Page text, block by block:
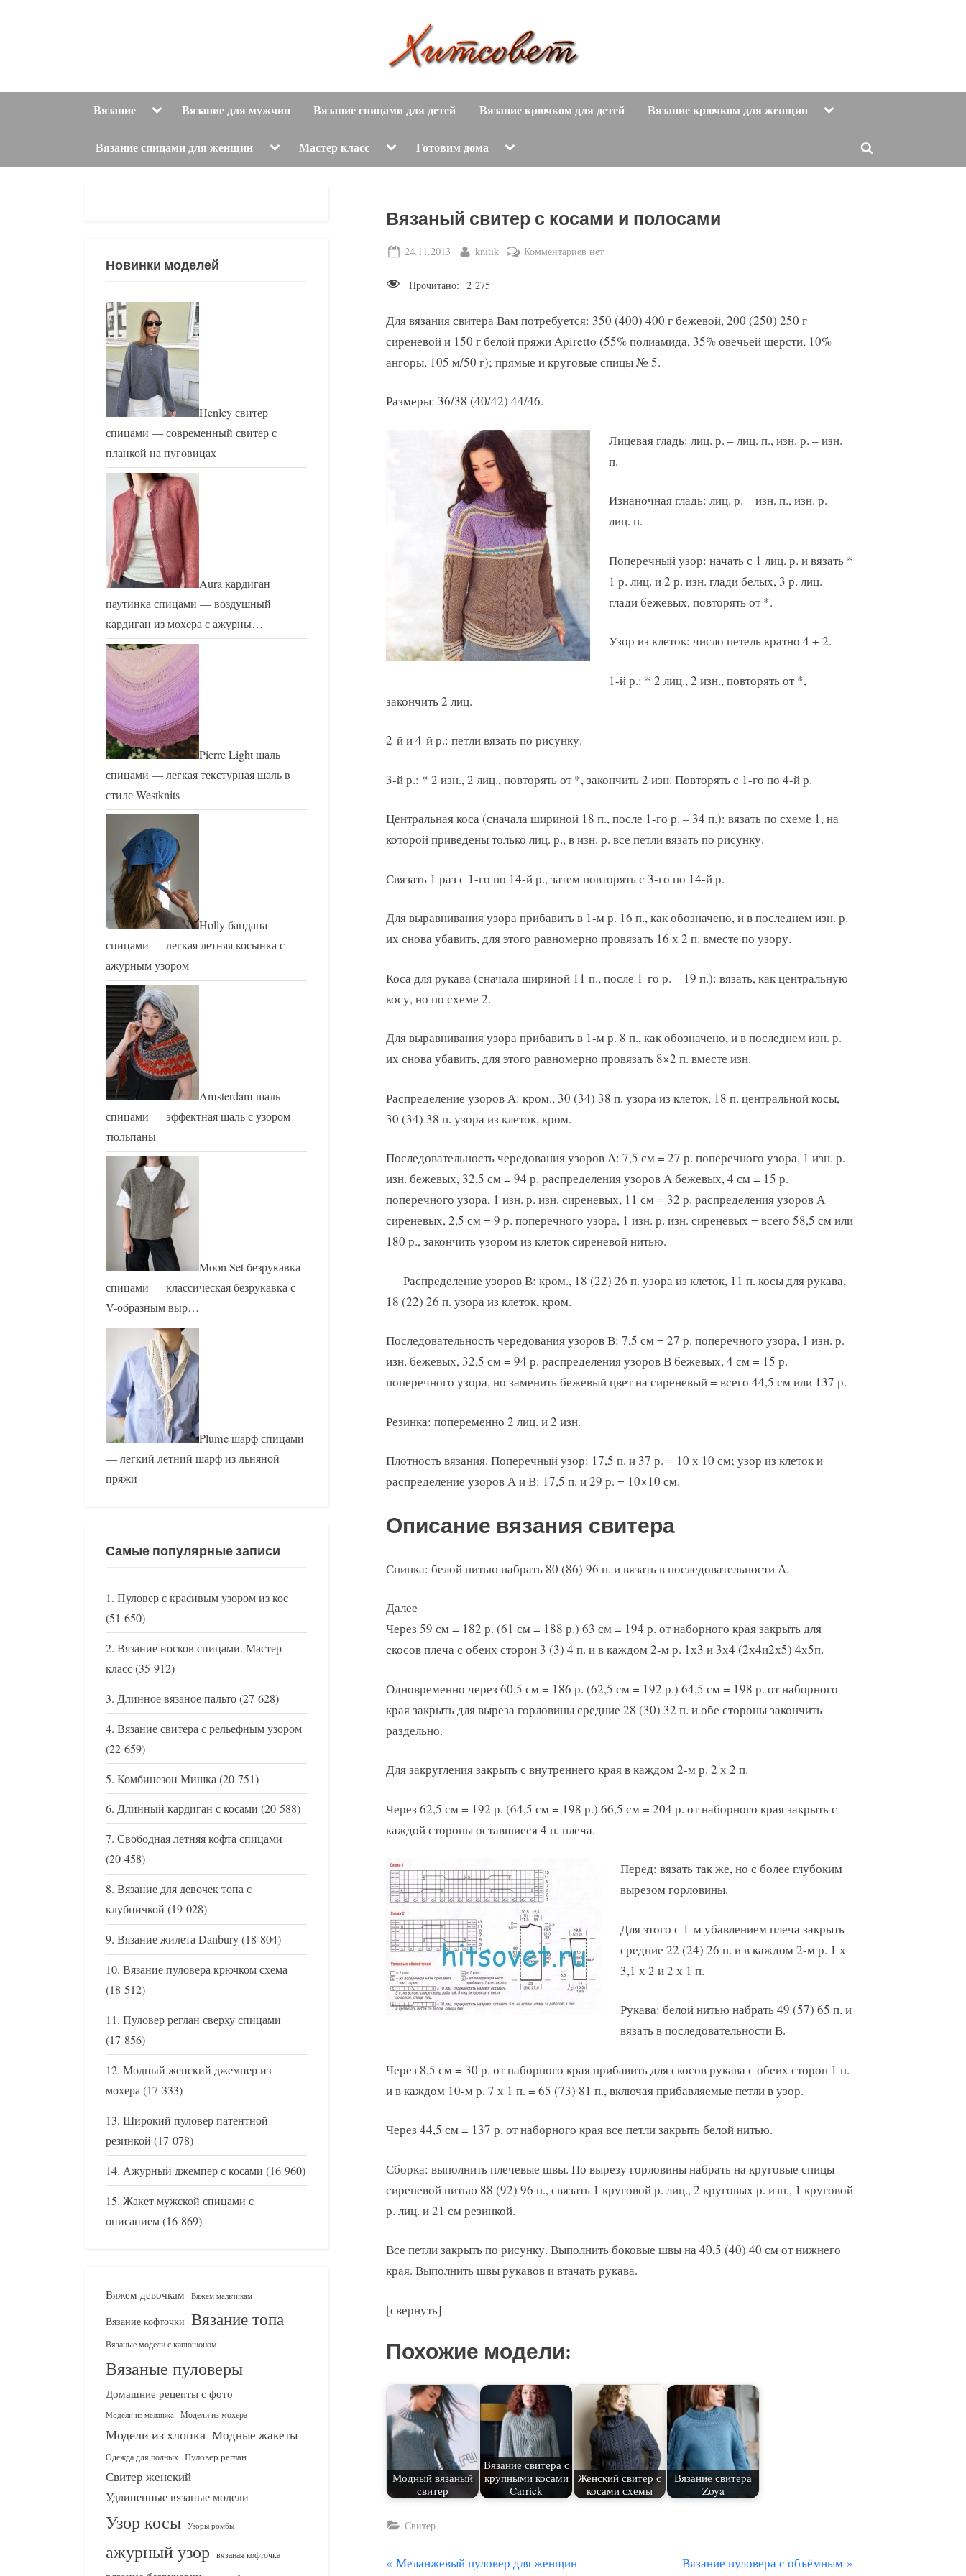
и
т
о
в
е
вязание
с
описанием
и
Вязание ToggleВязание для мужчин Вязание спицами для детей Вязание крючком для детей Вязание крючком для женщин Toggle
Вязание спицами для женщин Toggle
menu
Мастер класс Toggle
menu
Готовим дома Toggle
menu
Toggle
Вязаный свитер с косами и полосами
Posted
24.11.2013 By
knitik Комментариев к
с
косами
и
нет
Прочитано: 2 275
Для вязания свитера Вам потребуется: 350 (400) 400 г бежевой, 200 (250) 250 г
сиреневой и 150 г белой пряжи Apiretto (55% полиамида, 35% овечьей шерсти, 10%
ангоры, 105 м/50 г); прямые и круговые спицы № 5.
Размеры: 36/38 (40/42) 44/46.
Лицевая гладь: лиц. р. – лиц. п., изн. р. – изн.
п.
Изнаночная гладь: лиц. р. – изн. п., изн. р. –
лиц. п.
Поперечный узор: начать с 1 лиц. р. и вязать *
1 р. лиц. и 2 р. изн. глади белых, 3 р. лиц.
глади бежевых, повторять от *.
Узор из клеток: число петель кратно 4 + 2.
1-й р.: * 2 лиц., 2 изн., повторять от *,
закончить 2 лиц.
2-й и 4-й р.: петли вязать по рисунку.
3-й р.: * 2 изн., 2 лиц., повторять от *, закончить 2 изн. Повторять с 1-го по 4-й р.
Центральная коса (сначала шириной 18 п., после 1-го р. – 34 п.): вязать по схеме 1, на
которой приведены только лиц. р., в изн. р. все петли вязать по рисунку.
Связать 1 раз с 1-го по 14-й р., затем повторять с 3-го по 14-й р.
Для выравнивания узора прибавить в 1-м р. 16 п., как обозначено, и в последнем изн. р.
их снова убавить, для этого равномерно провязать 16 х 2 п. вместе по узору.
Коса для рукава (сначала шириной 11 п., после 1-го р. – 19 п.): вязать, как центральную
косу, но по схеме 2.
Для выравнивания узора прибавить в 1-м р. 8 п., как обозначено, и в последнем изн. р.
их снова убавить, для этого равномерно провязать 8×2 п. вместе изн.
Распределение узоров А: кром., 30 (34) 38 п. узора из клеток, 18 п. центральной косы,
30 (34) 38 п. узора из клеток, кром.
Последовательность чередования узоров А: 7,5 см = 27 р. поперечного узора, 1 изн. р.
изн. бежевых, 32,5 см = 94 р. распределения узоров А бежевых, 4 см = 15 р.
поперечного узора, 1 изн. р. изн. сиреневых, 11 см = 32 р. распределения узоров А
сиреневых, 2,5 см = 9 р. поперечного узора, 1 изн. р. изн. сиреневых = всего 58,5 см или
180 р., закончить узором из клеток сиреневой нитью.
Распределение узоров В: кром., 18 (22) 26 п. узора из клеток, 11 п. косы для рукава,
18 (22) 26 п. узора из клеток, кром.
Последовательность чередования узоров В: 7,5 см = 27 р. поперечного узора, 1 изн. р.
изн. бежевых, 32,5 см = 94 р. распределения узоров В бежевых, 4 см = 15 р.
поперечного узора, но заменить бежевый цвет на сиреневый = всего 44,5 см или 137 р.
Резинка: попеременно 2 лиц. и 2 изн.
Плотность вязания. Поперечный узор: 17,5 п. и 37 р. = 10 х 10 см; узор из клеток и
распределение узоров А и В: 17,5 п. и 29 р. = 10×10 см.
Описание вязания свитера
Спинка: белой нитью набрать 80 (86) 96 п. и вязать в последовательности А.
Далее
Через 59 см = 182 р. (61 см = 188 р.) 63 см = 194 р. от наборного края закрыть для
скосов плеча с обеих сторон 3 (3) 4 п. и в каждом 2-м р. 1х3 и 3х4 (2х4и2х5) 4х5п.
Одновременно через 60,5 см = 186 р. (62,5 см = 192 р.) 64,5 см = 198 р. от наборного
края закрыть для выреза горловины средние 28 (30) 32 п. и обе стороны закончить
раздельно.
Для закругления закрыть с внутреннего края в каждом 2-м р. 2 х 2 п.
Через 62,5 см = 192 р. (64,5 см = 198 р.) 66,5 см = 204 р. от наборного края закрыть с
каждой стороны оставшиеся 4 п. плеча.
Перед: вязать так же, но с более глубоким
вырезом горловины.
Для этого с 1-м убавлением плеча закрыть
средние 22 (24) 26 п. и в каждом 2-м р. 1 х
3,1 х 2 и 2 х 1 п.
Рукава: белой нитью набрать 49 (57) 65 п. и
вязать в последовательности В.
Через 8,5 см = 30 р. от наборного края прибавить для скосов рукава с обеих сторон 1 п.
и в каждом 10-м р. 7 х 1 п. = 65 (73) 81 п., включая прибавляемые петли в узор.
Через 44,5 см = 137 р. от наборного края все петли закрыть белой нитью.
Сборка: выполнить плечевые швы. По вырезу горловины набрать на круговые спицы
сиреневой нитью 88 (92) 96 п., связать 1 круговой р. лиц., 2 круговых р. изн., 1 круговой
р. лиц. и 21 см резинкой.
Все петли закрыть по рисунку. Выполнить боковые швы на 40,5 (40) 40 см от нижнего
края. Выполнить швы рукавов и втачать рукава.
[свернуть]
Похожие модели:
Модный вязаный
свитер
Вязание свитера с
крупными косами
Carrick
Женский свитер с
косами схемы
Вязание свитера
Zoya
Свитер
Навигация
П
Меланжевый пуловер для женщин
С
Вязание пуловера с объёмным
Новинки моделей
Henley свитер
спицами — современный свитер с
планкой на пуговицах
Aura кардиган
паутинка спицами — воздушный
кардиган из мохера с ажурны…
Pierre Light шаль
спицами — легкая текстурная шаль в
стиле Westknits
Holly бандана
спицами — легкая летняя косынка с
ажурным узором
Amsterdam шаль
спицами — эффектная шаль с узором
тюльпаны
Moon Set безрукавка
спицами — классическая безрукавка с
V-образным выр…
Plume шарф спицами
— легкий летний шарф из льняной
пряжи
Самые популярные записи
Пуловер с красивым узором из кос
(51 650)
Вязание носков спицами. Мастер
класс(35 912)
Длинное вязаное пальто(27 628)
Вязание свитера с рельефным узором
(22 659)
Комбинезон Мишка(20 751)
Длинный кардиган с косами (20 588)
Свободная летняя кофта спицами
(20 458)
Вязание для девочек топа с
клубничкой (19 028)
Вязание жилета Danbury(18 804)
Вязание пуловера крючком схема
(18 512)
Пуловер реглан сверху спицами
(17 856)
Модный женский джемпер из
мохера(17 333)
Широкий пуловер патентной
резинкой (17 078)
Ажурный джемпер с косами (16 960)
Жакет мужской спицами с
описанием(16 869)
Вяжем девочкам Вяжем мальчикам
Вязание кофточки Вязание топа
Вязаные модели с капюшоном
Вязаные пуловеры
Домашние рецепты с фото
Модели из меланжа Модели из мохера
Модели из хлопка Модные жакеты
Одежда для полных Пуловер реглан
Свитер женский
Удлиненные вязаные модели
Узор косы Узоры ромбы
ажурный узор вязаная кофточка